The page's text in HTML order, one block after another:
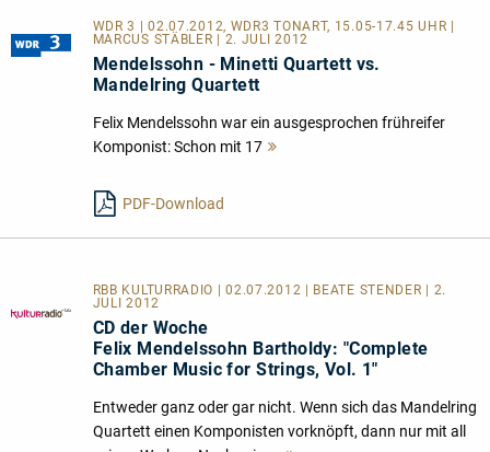
WDR 3 | 02.07.2012, WDR3 TONART, 15.05-17.45 UHR |
MARCUS STÄBLER | 2. JULI 2012
Mendelssohn - Minetti Quartett vs.
Mandelring Quartett
Felix Mendelssohn war ein ausgesprochen frühreifer
Komponist: Schon mit 17
PDF-Download
RBB KULTURRADIO | 02.07.2012 | BEATE STENDER | 2.
JULI 2012
CD der Woche
Felix Mendelssohn Bartholdy: "Complete
Chamber Music for Strings, Vol. 1"
Entweder ganz oder gar nicht. Wenn sich das Mandelring
Quartett einen Komponisten vorknöpft, dann nur mit all